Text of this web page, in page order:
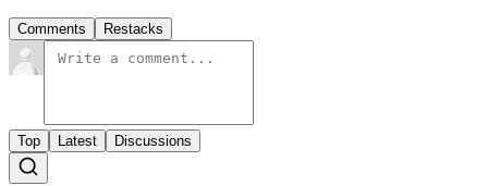
Comments Restacks
Top Latest Discussions